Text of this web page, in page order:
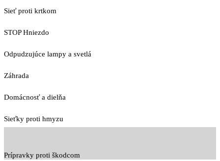
Sieť proti krtkom
STOP Hniezdo
Odpudzujúce lampy a svetlá
Záhrada
Domácnosť a dielňa
Sieťky proti hmyzu
Prípravky proti škodcom